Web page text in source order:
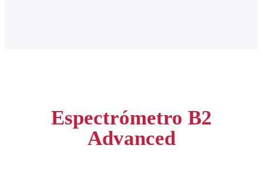
Espectrómetro B2
Advanced